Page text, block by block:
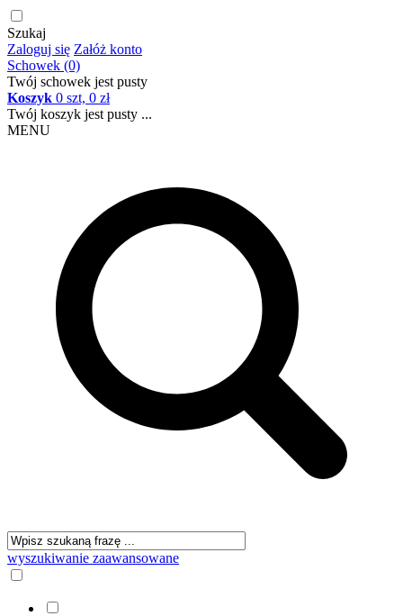
Szukaj
Zaloguj się Załóż konto
Schowek (0)
Twój schowek jest pusty
Koszyk 0 szt, 0 zł
Twój koszyk jest pusty ...
MENU
wyszukiwanie zaawansowane